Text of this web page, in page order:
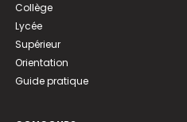
notes dépassent un
sont admis
de santé
peuvent être
orales, en
d’accueil fixées par
Collège
Lycée
Supérieur
Orientation
Guide pratique